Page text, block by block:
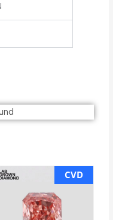
CVD